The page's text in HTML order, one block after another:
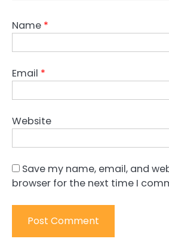
Name *
Email *
Website
Save my name, email, and
browser for the next time I